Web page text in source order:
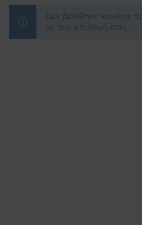
Δεν βρέθηκε κανένα
με την επιλογή σας.